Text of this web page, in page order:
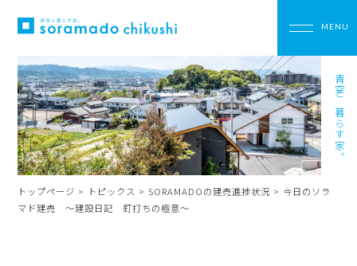
青空と暮らす家。
トップページ > トピックス > SORAMADOの建売進捗状況 >今日のソラ
マド建売 ～建設日記 釘打ちの極意～